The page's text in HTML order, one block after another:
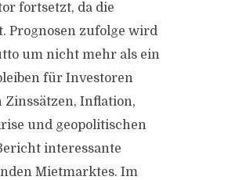
fortsetzt, da die
Prognosen zufolge wird
um nicht mehr als ein
für Investoren
Inflation,
und geopolitischen
interessante
Mietmarktes. Im